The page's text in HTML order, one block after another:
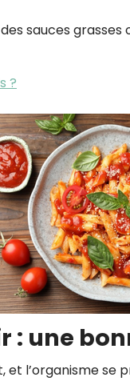
sauces grasses
?
: une
l’organisme se